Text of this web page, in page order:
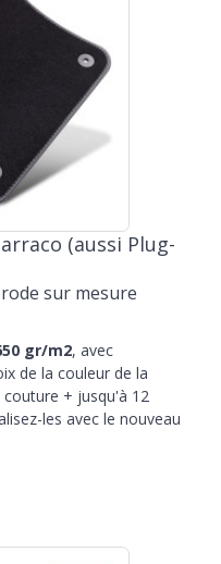
(aussi Plug-
sur mesure
gr/m2, avec
de la couleur de la
+ jusqu'à 12
les avec le nouveau